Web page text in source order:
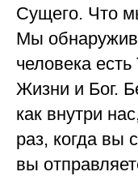
Сущего. Что
Мы
человека
Жизни и Бог.
как внутри
раз, когда вы
вы